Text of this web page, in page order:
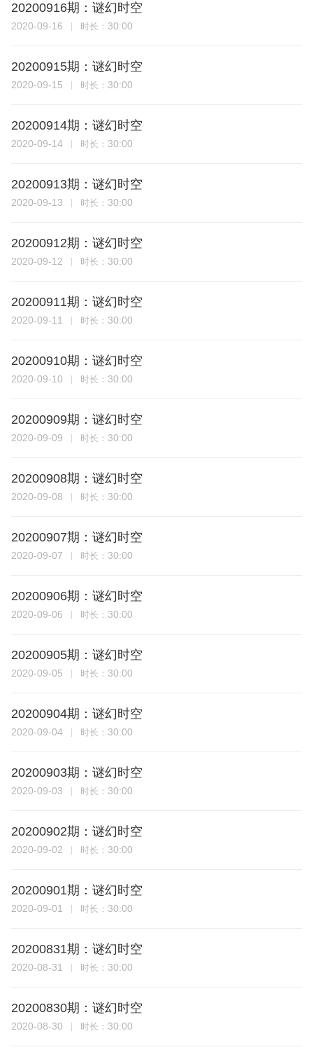
20200916期：谜幻时空
2020-09-16 时长： 30:00
20200915期：谜幻时空
2020-09-15 时长： 30:00
20200914期：谜幻时空
2020-09-14 时长： 30:00
20200913期：谜幻时空
2020-09-13 时长： 30:00
20200912期：谜幻时空
2020-09-12 时长： 30:00
20200911期：谜幻时空
2020-09-11 时长： 30:00
20200910期：谜幻时空
2020-09-10 时长： 30:00
20200909期：谜幻时空
2020-09-09 时长： 30:00
20200908期：谜幻时空
2020-09-08 时长： 30:00
20200907期：谜幻时空
2020-09-07 时长： 30:00
20200906期：谜幻时空
2020-09-06 时长： 30:00
20200905期：谜幻时空
2020-09-05 时长： 30:00
20200904期：谜幻时空
2020-09-04 时长： 30:00
20200903期：谜幻时空
2020-09-03 时长： 30:00
20200902期：谜幻时空
2020-09-02 时长： 30:00
20200901期：谜幻时空
2020-09-01 时长： 30:00
20200831期：谜幻时空
2020-08-31 时长： 30:00
20200830期：谜幻时空
2020-08-30 时长： 30:00